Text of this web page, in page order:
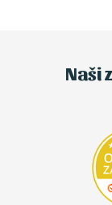
Naši